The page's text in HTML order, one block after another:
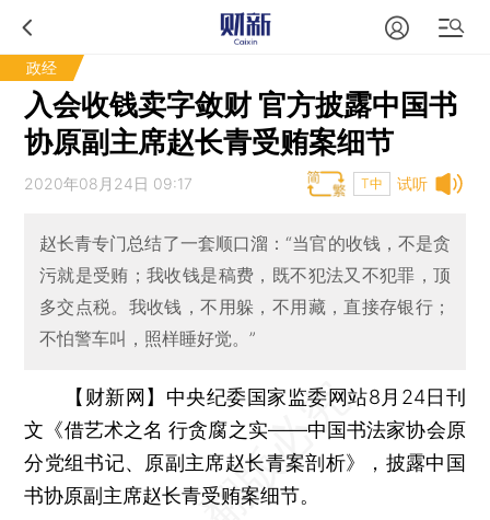
政经
入会收钱卖字敛财 官方披露中国书
协原副主席赵长青受贿案细节
试听
2020年08月24日 09:17 T中
赵长青专门总结了一套顺口溜：“当官的收钱，不是贪
污就是受贿；我收钱是稿费，既不犯法又不犯罪，顶
多交点税。我收钱，不用躲，不用藏，直接存银行；
不怕警车叫，照样睡好觉。”
【财新网】 中央纪委国家监委网站8月24日刊
文《借艺术之名 行贪腐之实——中国书法家协会原
分党组书记、原副主席赵长青案剖析》，披露中国
书协原副主席赵长青受贿案细节。